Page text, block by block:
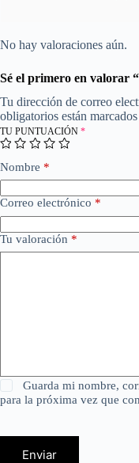
No hay valoraciones aún.
Sé el primero en valorar
Tu dirección de correo
obligatorios están
TU PUNTUACIÓN *
Nombre *
Correo electrónico *
Tu valoración *
Guarda mi nombre,
para la próxima vez que
Enviar